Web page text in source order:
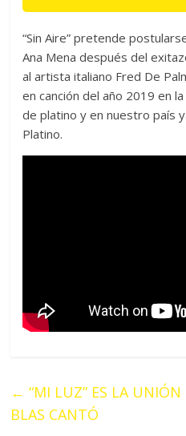
“Sin Aire” pretende
Ana Mena después del
al artista italiano Fred De
en canción del año 2019 en
de platino y en nuestro país
Platino.
← “MI LUZ” ES LA UNIÓN
BLAS CANTÓ